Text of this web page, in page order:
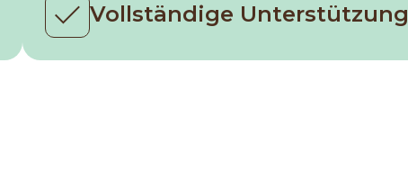
Vollständige Unterstützung